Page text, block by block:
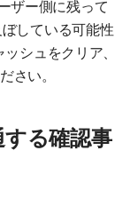
ザー側に残って
している可能性
シュをクリア、
さい。
る確認事